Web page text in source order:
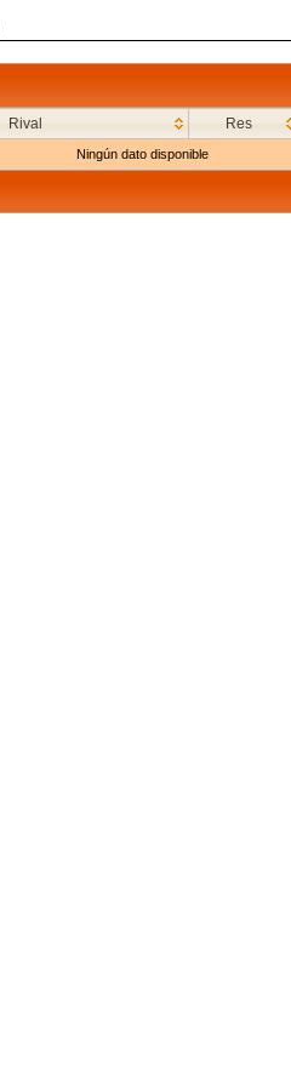
Rival Res
Ningún dato disponible